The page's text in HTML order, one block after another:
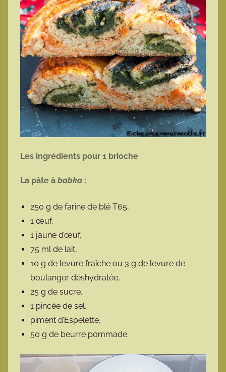
Les ingrédients pour 1 brioche
La pâte à babka :
250 g de farine de blé T65,
1 œuf,
1 jaune d’œuf,
75 ml de lait,
10 g de levure fraîche ou 3 g de levure de
boulanger déshydratée,
25 g de sucre,
1 pincée de sel,
piment d’Espelette,
50 g de beurre pommade.